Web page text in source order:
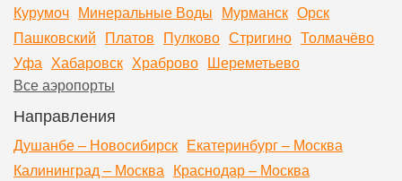
Курумоч Минеральные Воды Мурманск Орск
Пашковский Платов Пулково Стригино Толмачёво
Уфа Хабаровск Храброво Шереметьево
Все аэропорты
Направления
Душанбе – Новосибирск Екатеринбург – Москва
Калининград – Москва Краснодар – Москва